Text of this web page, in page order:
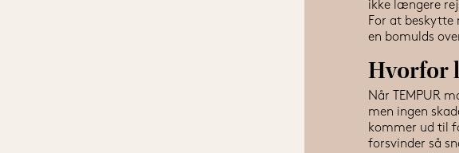
ikke længere
For at
en bomulds
Hvorfor
Når TEMPUR
men ingen
kommer ud til
forsvinder så